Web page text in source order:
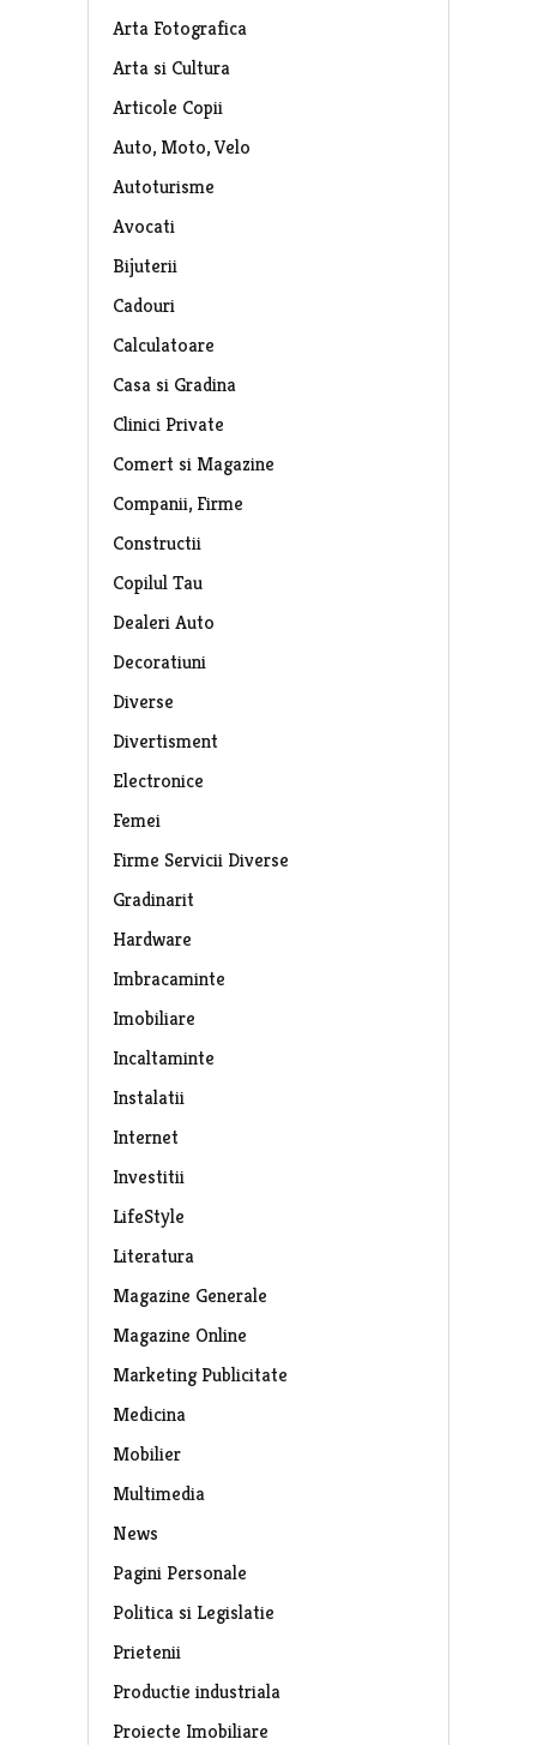
Arta Fotografica
Arta si Cultura
Articole Copii
Auto, Moto, Velo
Autoturisme
Avocati
Bijuterii
Cadouri
Calculatoare
Casa si Gradina
Clinici Private
Comert si Magazine
Companii, Firme
Constructii
Copilul Tau
Dealeri Auto
Decoratiuni
Diverse
Divertisment
Electronice
Femei
Firme Servicii Diverse
Gradinarit
Hardware
Imbracaminte
Imobiliare
Incaltaminte
Instalatii
Internet
Investitii
LifeStyle
Literatura
Magazine Generale
Magazine Online
Marketing Publicitate
Medicina
Mobilier
Multimedia
News
Pagini Personale
Politica si Legislatie
Prietenii
Productie industriala
Proiecte Imobiliare